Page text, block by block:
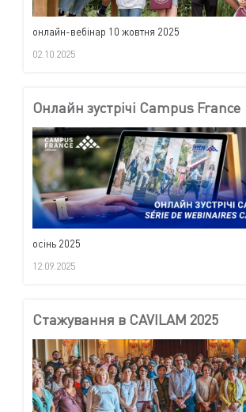
онлайн-вебінар 10 жовтня 2025
02.10.2025
Онлайн зустрічі Campus France
осінь 2025
12.09.2025
Cтажування в CAVILAM 2025